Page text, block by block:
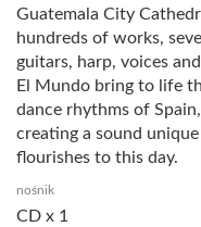
Guatemala City
hundreds of works,
guitars, harp, voices
El Mundo bring to life
dance rhythms of
creating a sound
flourishes to this day.
nośnik
CD x 1